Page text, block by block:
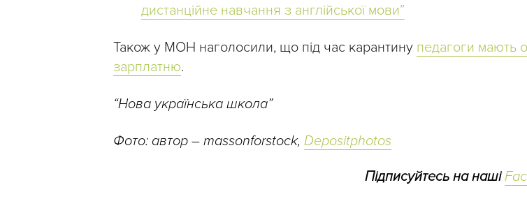
дистанційне навчання з англійської мови”
Також у МОН наголосили, що під час карантину педагоги мають
зарплатню.
“Нова українська школа”
Фото: автор – massonforstock, Depositphotos
Підписуйтесь на наші